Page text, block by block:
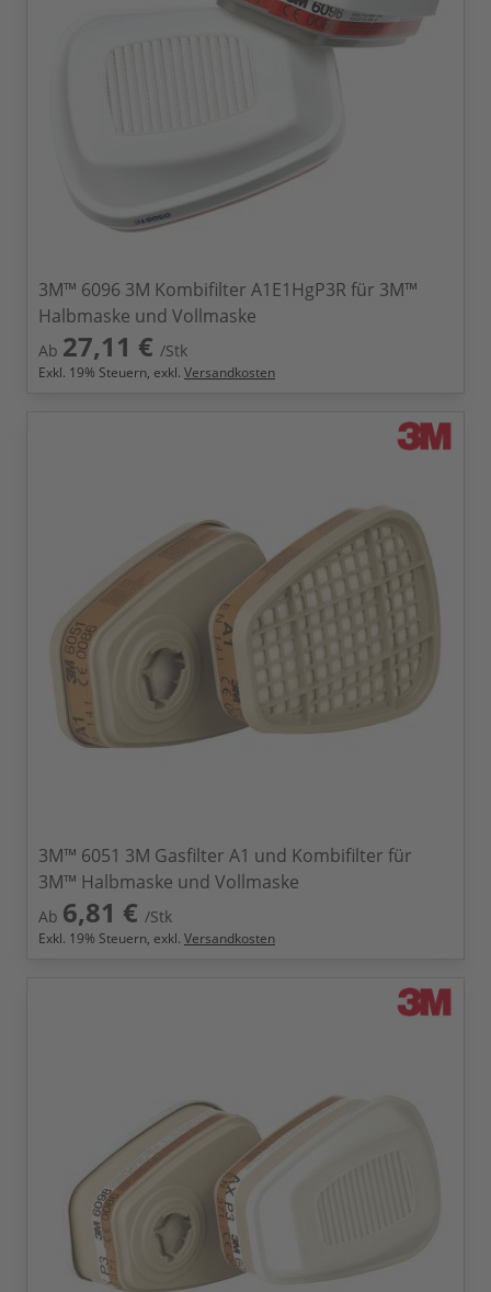
3M™ 6096 3M Kombifilter A1E1HgP3R für 3M™
Halbmaske und Vollmaske
Ab 27,11 € /Stk
Exkl. 19% Steuern, exkl. Versandkosten
3M™ 6051 3M Gasfilter A1 und Kombifilter für
3M™ Halbmaske und Vollmaske
Ab 6,81 € /Stk
Exkl. 19% Steuern, exkl. Versandkosten